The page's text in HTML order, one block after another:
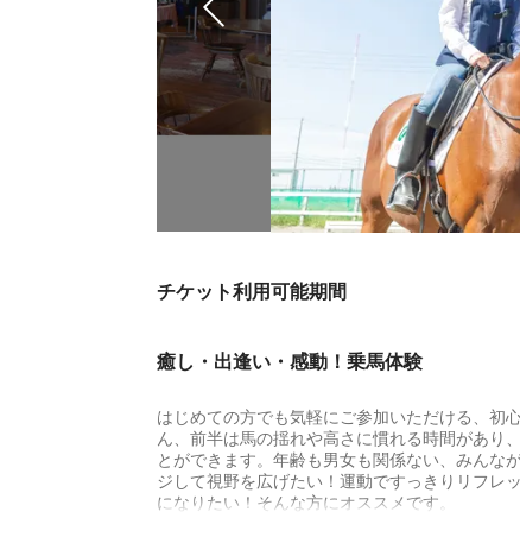
チケット利用可能期間
癒し・出逢い・感動！乗馬体験
はじめての方でも気軽にご参加いただける、初
ん、前半は馬の揺れや高さに慣れる時間があり
とができます。年齢も男女も関係ない、みんな
ジして視野を広げたい！運動ですっきりリフレ
になりたい！そんな方にオススメです。